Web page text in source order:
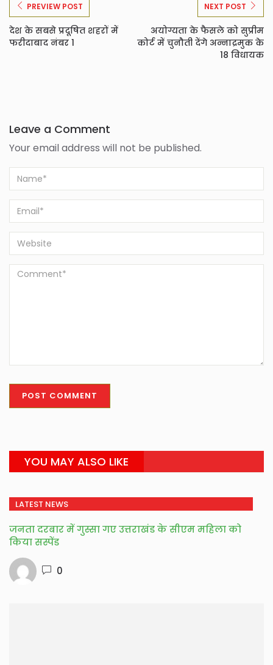
PREVIEW POST
देश के सबसे प्रदूषित शहरों में
फरीदाबाद नंबर 1
NEXT POST
अयोग्यता के फैसले को सुप्रीम
कोर्ट में चुनौती देंगे अन्नाद्रमुक के
18 विधायक
Leave a Comment
Your email address will not be published.
YOU MAY ALSO LIKE
LATEST NEWS
जनता दरबार में गुस्सा गए उत्तराखंड के सीएम महिला को
किया सस्पेंड
0